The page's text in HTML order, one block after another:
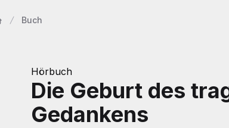
Buch
Hörbuch
Die Geburt des
Gedankens